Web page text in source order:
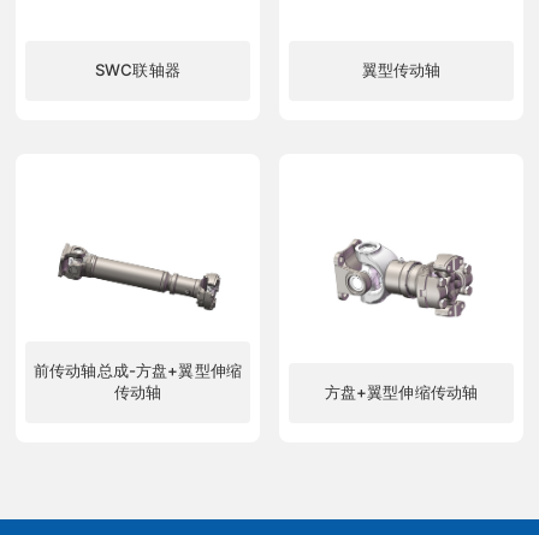
SWC联轴器 翼型传动轴
前传动轴总成-方盘+翼型伸缩
传动轴
方盘+翼型伸缩传动轴